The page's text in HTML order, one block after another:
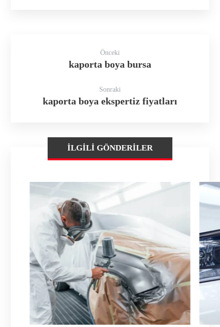
Önceki
kaporta boya bursa
Sonraki
kaporta boya ekspertiz fiyatları
İLGILI GÖNDERILER